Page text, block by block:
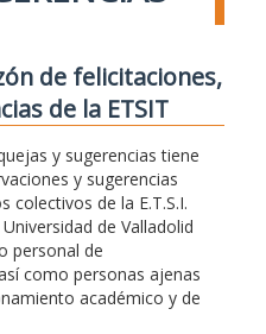
de felicitaciones,
de la ETSIT
y sugerencias tiene
y sugerencias
colectivos de la E.T.S.I.
de Valladolid
personal de
como personas ajenas
académico y de